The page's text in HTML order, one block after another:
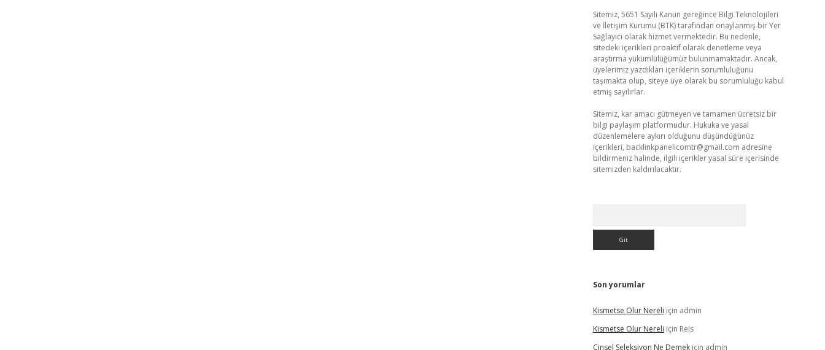
Sitemiz, 5651 Sayılı Kanun gereğince Bilgi Teknolojileri
ve İletişim Kurumu (BTK) tarafından onaylanmış bir Yer
Sağlayıcı olarak hizmet vermektedir. Bu nedenle,
sitedeki içerikleri proaktif olarak denetleme veya
araştırma yükümlülüğümüz bulunmamaktadır. Ancak,
üyelerimiz yazdıkları içeriklerin sorumluluğunu
taşımakta olup, siteye üye olarak bu sorumluluğu kabul
etmiş sayılırlar.
Sitemiz, kar amacı gütmeyen ve tamamen ücretsiz bir
bilgi paylaşım platformudur. Hukuka ve yasal
düzenlemelere aykırı olduğunu düşündüğünüz
içerikleri, backlinkpanelicomtr@gmail.com adresine
bildirmeniz halinde, ilgili içerikler yasal süre içerisinde
sitemizden kaldırılacaktır.
Son yorumlar
Kismetse Olur Nereli için admin
Kismetse Olur Nereli için Reis
Cinsel Seleksiyon Ne Demekiçin admin